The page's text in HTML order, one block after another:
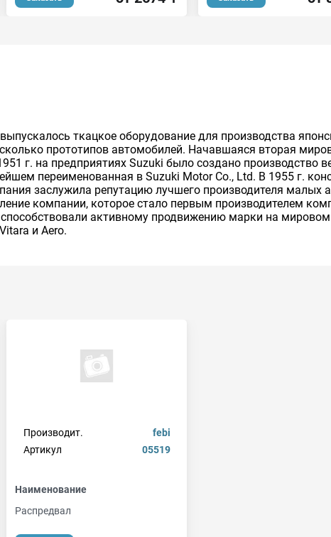
ткацкое оборудование для производства
прототипов автомобилей. Начавшаяся вторая
г. на предприятиях Suzuki было создано производство
переименованная в Suzuki Motor Co., Ltd. В 1955 г.
заслужила репутацию лучшего производителя малых
компании, которое стало первым производителем
активному продвижению марки на мировом
и Aero.
Производит.
febi
Артикул
05519
Наименование
Распредвал